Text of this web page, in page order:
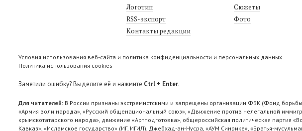
Логотип
RSS-экспорт
Контакты редакции
Сюжеты
Фото
Условия использования веб-сайта и политика конфиденциальности и персональных данных
Политика использования cookies
Заметили ошибку? Выделите её и нажмите Ctrl + Enter.
Для читателей: В России признаны экстремистскими и запрещены организации ФБК (Фонд
«Армия воли народа», «Русский общенациональный союз», «Движение против нелегальной
крымскотатарского народа», движение «Артподготовка», общероссийская политическая
Кавказ», «Исламское государство» (ИГ, ИГИЛ), Джебхад-ан-Нусра, «АУМ Синрике», «Братья-